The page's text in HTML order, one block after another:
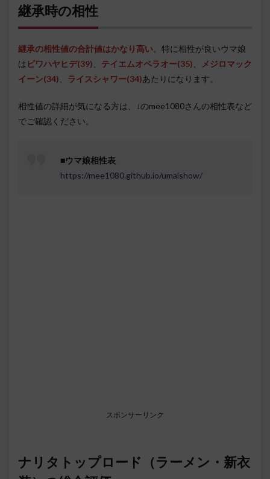
継承時の相性
継承の相性値の合計値はかなり高い。特に相性が良いウマ娘
は ビワハヤヒデ(39) テイエムオペラオー(35)
メジロマック
イーン(34)
ライスシャワー(34)あたりになります。
相性値の詳細が気になる方は、↓のmee1080さんの相性表など
でご確認ください。
■ウマ娘相性表
https://mee1080.github.io/umaishow/
スポンサーリンク
ナリタトップロード（ラーメン・新衣